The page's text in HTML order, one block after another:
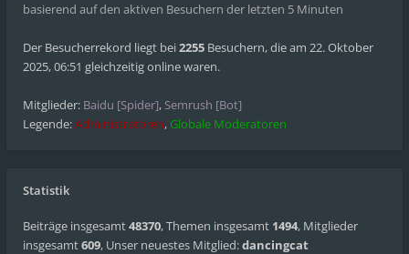
basierend auf den aktiven Besuchern der letzten 5 Minuten
Der Besucherrekord liegt bei2255 Besuchern, die am 22. Oktober
2025, 06:51 gleichzeitig online waren.
Mitglieder: Baidu [Spider], Semrush [Bot]
Legende:Administratoren, Globale Moderatoren
Statistik
Beiträge insgesamt48370,Themen insgesamt 1494, Mitglieder
insgesamt609, Unser neuestes Mitglied:dancingcat